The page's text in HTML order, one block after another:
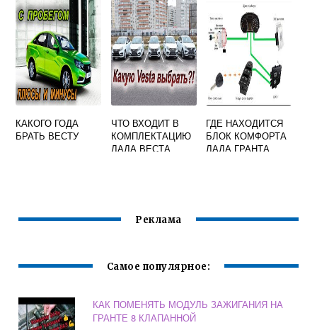
ДАТЧИКА
СКОРОСТИ
КАКОГО ГОДА
БРАТЬ ВЕСТУ
ЧТО ВХОДИТ В
КОМПЛЕКТАЦИЮ
ЛАДА ВЕСТА
ГДЕ НАХОДИТСЯ
БЛОК КОМФОРТА
ЛАДА ГРАНТА
Реклама
Самое популярное:
КАК ПОМЕНЯТЬ МОДУЛЬ ЗАЖИГАНИЯ НА
ГРАНТЕ 8 КЛАПАННОЙ